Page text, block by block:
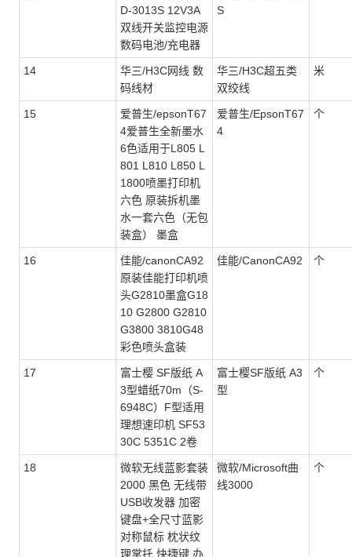
D-3013S 12V3A
双线开关监控电源
数码电池/充电器
S
14
华三/H3C网线 数
码线材
华三/H3C超五类
双绞线
米
15
爱普生/epsonT67
4爱普生全新墨水
6色适用于L805 L
801 L810 L850 L
1800喷墨打印机
六色 原装拆机墨
水一套六色（无包
装盒） 墨盒
爱普生/EpsonT67
4
个
16
佳能/canonCA92
原装佳能打印机喷
头G2810墨盒G18
10 G2800 G2810
G3800 3810G48
彩色喷头盒装
佳能/CanonCA92 个
17
富士樱 SF版纸 A
3型蜡纸70m（S-
6948C）F型适用
理想速印机 SF53
30C 5351C 2卷
富士樱SF版纸 A3
型
个
18
微软无线蓝影套装
2000 黑色 无线带
USB收发器 加密
键盘+全尺寸蓝影
对称鼠标 枕状纹
理掌托 快捷键 办
微软/Microsoft曲
线3000
个